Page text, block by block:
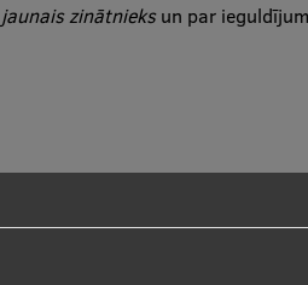
zinātnieksun par